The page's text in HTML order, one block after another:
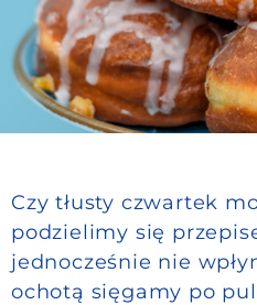
Czy tłusty czwartek
podzielimy się
jednocześnie nie
ochotą sięgamy po